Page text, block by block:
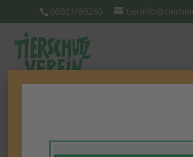
06021/89260